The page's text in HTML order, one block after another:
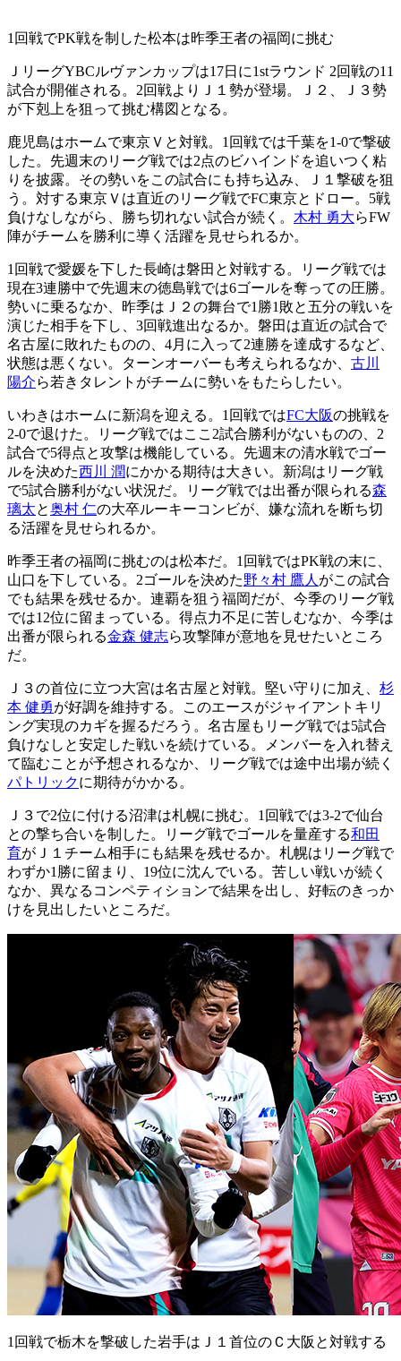
1回戦でPK戦を制した松本は昨季王者の福岡に挑む
ＪリーグYBCルヴァンカップは17日に1stラウンド 2回戦の11
試合が開催される。2回戦よりＪ１勢が登場。Ｊ２、Ｊ３勢
が下剋上を狙って挑む構図となる。
鹿児島はホームで東京Ｖと対戦。1回戦では千葉を1-0で撃破
した。先週末のリーグ戦では2点のビハインドを追いつく粘
りを披露。その勢いをこの試合にも持ち込み、Ｊ１撃破を狙
う。対する東京Ｖは直近のリーグ戦でFC東京とドロー。5戦
負けなしながら、勝ち切れない試合が続く。 木村 勇大らFW
陣がチームを勝利に導く活躍を見せられるか。
1回戦で愛媛を下した長崎は磐田と対戦する。リーグ戦では
現在3連勝中で先週末の徳島戦では6ゴールを奪っての圧勝。
勢いに乗るなか、昨季はＪ２の舞台で1勝1敗と五分の戦いを
演じた相手を下し、3回戦進出なるか。磐田は直近の試合で
名古屋に敗れたものの、4月に入って2連勝を達成するなど、
状態は悪くない。ターンオーバーも考えられるなか、 古川
陽介ら若きタレントがチームに勢いをもたらしたい。
いわきはホームに新潟を迎える。1回戦ではFC大阪の挑戦を
2-0で退けた。リーグ戦ではここ2試合勝利がないものの、2
試合で5得点と攻撃は機能している。先週末の清水戦でゴー
ルを決めた西川 潤にかかる期待は大きい。新潟はリーグ戦
で5試合勝利がない状況だ。リーグ戦では出番が限られる森
璃太と奥村 仁の大卒ルーキーコンビが、嫌な流れを断ち切
る活躍を見せられるか。
昨季王者の福岡に挑むのは松本だ。1回戦ではPK戦の末に、
山口を下している。2ゴールを決めた野々村 鷹人 がこの試合
でも結果を残せるか。連覇を狙う福岡だが、今季のリーグ戦
では12位に留まっている。得点力不足に苦しむなか、今季は
出番が限られる金森 健志ら攻撃陣が意地を見せたいところ
だ。
Ｊ３の首位に立つ大宮は名古屋と対戦。堅い守りに加え、 杉
本 健勇が好調を維持する。このエースがジャイアントキリ
ング実現のカギを握るだろう。名古屋もリーグ戦では5試合
負けなしと安定した戦いを続けている。メンバーを入れ替え
て臨むことが予想されるなか、リーグ戦では途中出場が続く
パトリックに期待がかかる。
Ｊ３で2位に付ける沼津は札幌に挑む。1回戦では3-2で仙台
との撃ち合いを制した。リーグ戦でゴールを量産する和田
育がＪ１チーム相手にも結果を残せるか。札幌はリーグ戦で
わずか1勝に留まり、19位に沈んでいる。苦しい戦いが続く
なか、異なるコンペティションで結果を出し、好転のきっか
けを見出したいところだ。
1回戦で栃木を撃破した岩手はＪ１首位のＣ大阪と対戦する